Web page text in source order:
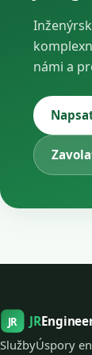
námi a
JR JR
SlužbyÚspory